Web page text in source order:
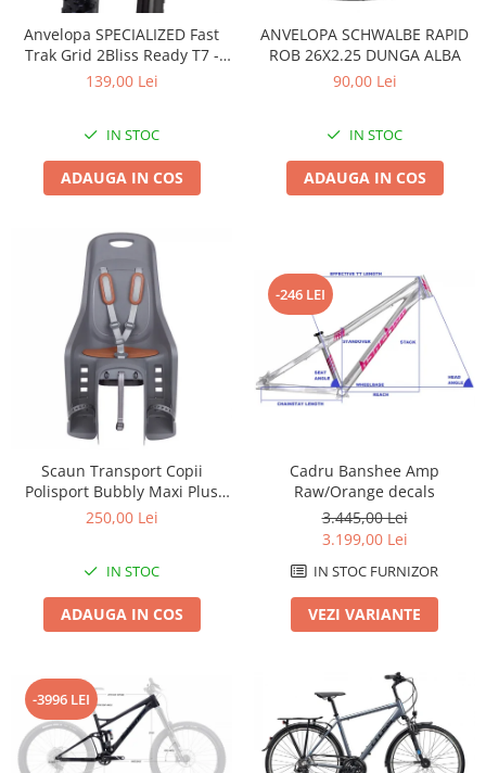
Camere
Cuvete (headset)
Frâne pe jantă
Plăcuțe frână
Piese frâne
Frâne pe disc
Furci fixe
Piese furci
Furci cu suspensie
Ghidaje și întinzătoare lanț
Ghidoane și atașabile
Jante
Manete Schimbător, Frâna, Combo
Manete frână
Manete combo
Manete schimbător
Manșoane și ghidolină
Ghidolină
Pompe
Produse întreținere
Scule și dispozitive
Sisteme antifurt
Sonerii
Suporți și portbagaje auto
Încălțăminte
Anvelopa SPECIALIZED Fast
Trak Grid 2Bliss Ready T7 -
29x2.35 Black - Tubeless
139,00 Lei
IN STOC
ADAUGA IN COS
ANVELOPA SCHWALBE RAPID
ROB 26X2.25 DUNGA ALBA
90,00 Lei
IN STOC
ADAUGA IN COS
Scaun Transport Copii
Polisport Bubbly Maxi Plus
CFS PRINDERE pe PORTBAGAJ
250,00 Lei
IN STOC
ADAUGA IN COS
-246 LEI
Cadru Banshee Amp
Raw/Orange decals
3.445,00 Lei
3.199,00 Lei
IN STOC FURNIZOR
VEZI VARIANTE
-3996 LEI